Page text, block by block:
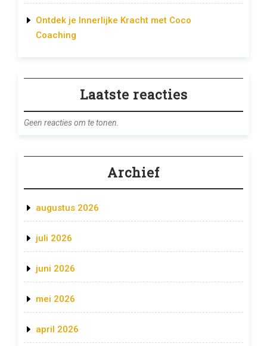
Ontdek je Innerlijke Kracht met Coco
Coaching
Laatste reacties
Geen reacties om te tonen.
Archief
augustus 2026
juli 2026
juni 2026
mei 2026
april 2026